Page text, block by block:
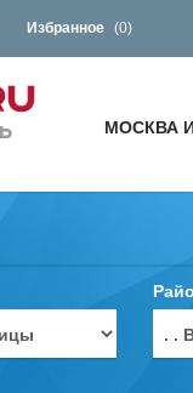
Избранное (0)
МОСКВА
. .